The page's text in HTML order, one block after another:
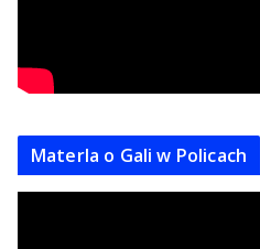
Materla o Gali w Policach